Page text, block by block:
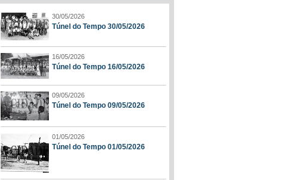
30/05/2026
Túnel do Tempo 30/05/2026
16/05/2026
Túnel do Tempo 16/05/2026
09/05/2026
Túnel do Tempo 09/05/2026
01/05/2026
Túnel do Tempo 01/05/2026